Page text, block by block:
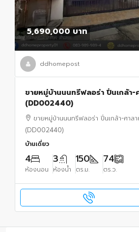
5,690,000 บาท
ddhomepost
ขายหมู่บ้านนนทรีฟลอร่า ปิ่นเกล้า-
(DD002440)
ขายหมู่บ้านนนทรีฟลอร่า ปิ่นเกล้า-ศาล
(DD002440)
บ้านเดี่ยว
4
ห้องนอน
3
ห้องน้ำ
150
ตร.ม.
74
ตร.ว.